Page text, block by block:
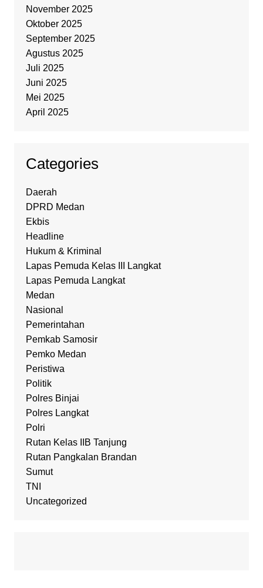
November 2025
Oktober 2025
September 2025
Agustus 2025
Juli 2025
Juni 2025
Mei 2025
April 2025
Categories
Daerah
DPRD Medan
Ekbis
Headline
Hukum & Kriminal
Lapas Pemuda Kelas III Langkat
Lapas Pemuda Langkat
Medan
Nasional
Pemerintahan
Pemkab Samosir
Pemko Medan
Peristiwa
Politik
Polres Binjai
Polres Langkat
Polri
Rutan Kelas IIB Tanjung
Rutan Pangkalan Brandan
Sumut
TNI
Uncategorized